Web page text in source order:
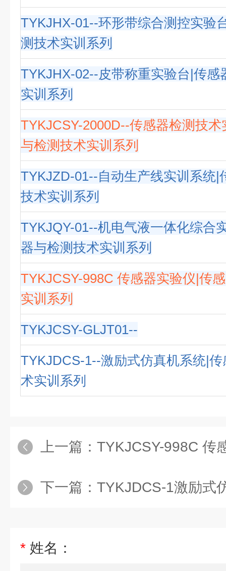
TYKJHX-01--环形带综合测控实验
测技术实训系列
TYKJHX-02--皮带称重实验台|传感
实训系列
TYKJCSY-2000D--传感器检测技
与检测技术实训系列
TYKJZD-01--自动生产线实训系统|
技术实训系列
TYKJQY-01--机电气液一体化综合
器与检测技术实训系列
TYKJCSY-998C 传感器实验仪|传
实训系列
TYKJCSY-GLJT01--
TYKJDCS-1--激励式仿真机系统|
术实训系列
上一篇： TYKJCSY-998C 传感器实验
下一篇： TYKJDCS-1激励式仿真机系统
* 姓名：